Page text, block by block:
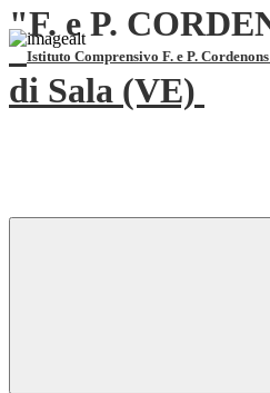
Istituto Comprensivo F. e P. Cordenons
di Sala (VE)